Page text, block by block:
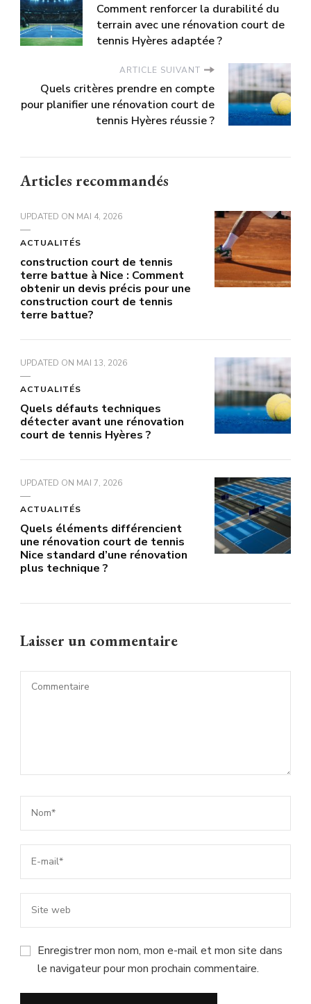
Comment renforcer la durabilité du
terrain avec une rénovation court de
tennis Hyères adaptée ?
ARTICLE SUIVANT
Quels critères prendre en compte
pour planifier une rénovation court de
tennis Hyères réussie ?
Articles recommandés
UPDATED ON MAI 4, 2026
ACTUALITÉS
construction court de tennis
terre battue à Nice : Comment
obtenir un devis précis pour une
construction court de tennis
terre battue?
UPDATED ON MAI 13, 2026
ACTUALITÉS
Quels défauts techniques
détecter avant une rénovation
court de tennis Hyères ?
UPDATED ON MAI 7, 2026
ACTUALITÉS
Quels éléments différencient
une rénovation court de tennis
Nice standard d’une rénovation
plus technique ?
Laisser un commentaire
Enregistrer mon nom, mon e-mail et mon site dans
le navigateur pour mon prochain commentaire.